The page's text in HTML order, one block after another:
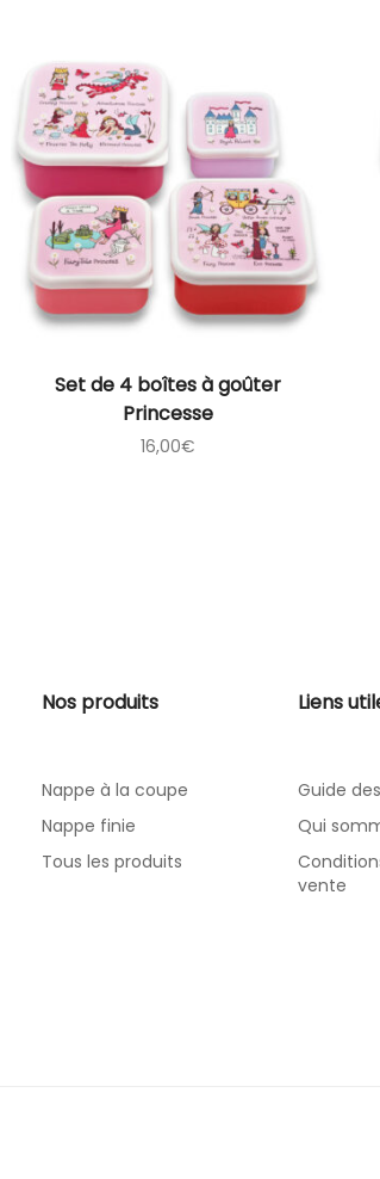
Set de 4 boîtes à goûter
Princesse
16,00€
Nos produits
Nappe à la coupe
Nappe finie
Tous les produits
Liens
Guide
Qui
vente